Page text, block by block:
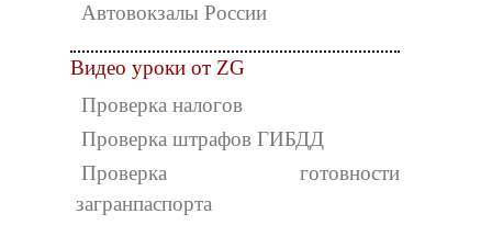
Автовокзалы России
Видео уроки от ZG
Проверка налогов
Проверка штрафов ГИБДД
Проверка готовности
загранпаспорта